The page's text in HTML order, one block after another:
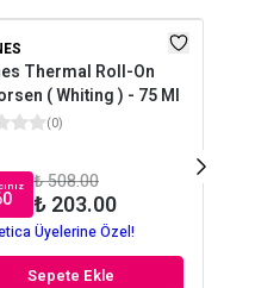
Thermal Roll-On
( Whiting ) - 75 Ml
(0)
₺ 508.00
₺ 203.00
Üyelerine Özel!
Sepete Ekle